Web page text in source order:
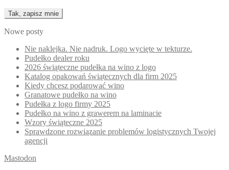
Nowe posty
Nie naklejka. Nie nadruk. Logo wycięte w tekturze.
Pudełko dealer roku
2026 świąteczne pudełka na wino z logo
Katalog opakowań świątecznych dla firm 2025
Kiedy chcesz podarować wino
Granatowe pudełko na wino
Pudełka z logo firmy 2025
Pudełko na wino z grawerem na laminacie
Wzory świąteczne 2025
Sprawdzone rozwiązanie problemów logistycznych Twojej
agencji
Mastodon